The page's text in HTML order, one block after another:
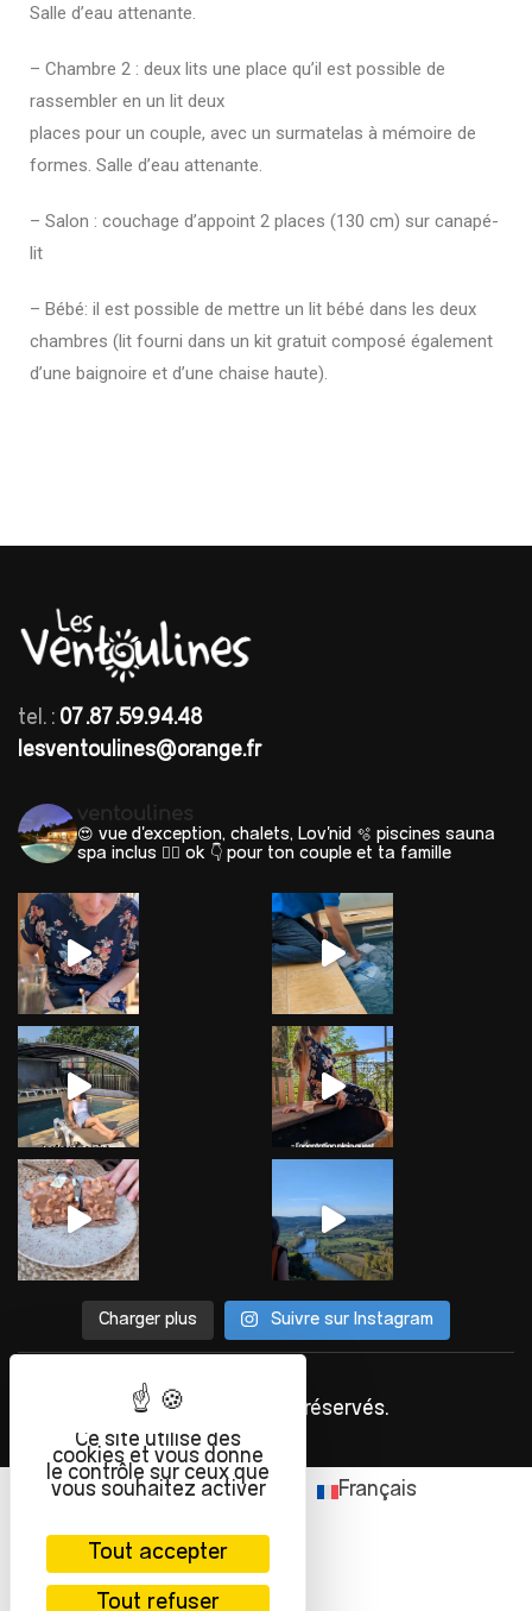
Salle d’eau attenante.
– Chambre 2 : deux lits une place qu’il est possible de
rassembler en un lit deux
places pour un couple, avec un surmatelas à mémoire de
formes. Salle d’eau attenante.
– Salon : couchage d’appoint 2 places (130 cm) sur canapé-
lit
– Bébé: il est possible de mettre un lit bébé dans les deux
chambres (lit fourni dans un kit gratuit composé également
d’une baignoire et d’une chaise haute).
tel. : 07.87.59.94.48
lesventoulines@orange.fr
ventoulines
😍 vue d'exception, chalets, Lov'nid 🫧 piscines sauna
spa inclus 🐕‍🦺 ok 👇 pour ton couple et ta famille
Charger plus Suivre sur Instagram
2023. Tous droits réservés.
English(Anglais Français
Ce site utilise des
cookies et vous donne
le contrôle sur ceux que
vous souhaitez activer
Tout accepter
Tout refuser